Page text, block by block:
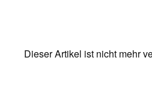
Dieser Artikel ist nicht mehr